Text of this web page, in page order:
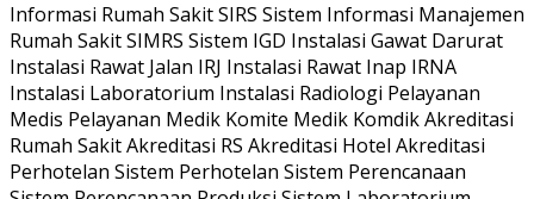
Informasi Rumah Sakit SIRS Sistem Informasi Manajemen
Rumah Sakit SIMRS Sistem IGD Instalasi Gawat Darurat
Instalasi Rawat Jalan IRJ Instalasi Rawat Inap IRNA
Instalasi Laboratorium Instalasi Radiologi Pelayanan
Medis Pelayanan Medik Komite Medik Komdik Akreditasi
Rumah Sakit Akreditasi RS Akreditasi Hotel Akreditasi
Perhotelan Sistem Perhotelan Sistem Perencanaan